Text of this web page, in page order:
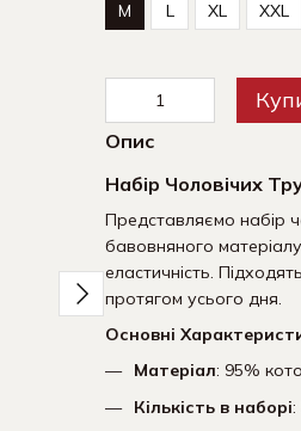
штук | Набір Чоловічої
M L XL XXL
Опис
Набір Чоловічих
Представляємо набір
бавовняного
еластичність.
протягом усього дня.
Основні
Матеріал: 95%
Кількість в наборі: